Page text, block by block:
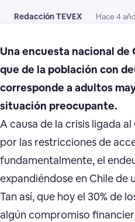
Redacción TEVEX Hace 4
Una encuesta nacional
que de la población con
corresponde a adultos
situación preocupante.
A causa de la crisis ligada
por las restricciones de
fundamentalmente, el
expandiéndose en Chile de
Tan así, que hoy el 30% de
algún compromiso